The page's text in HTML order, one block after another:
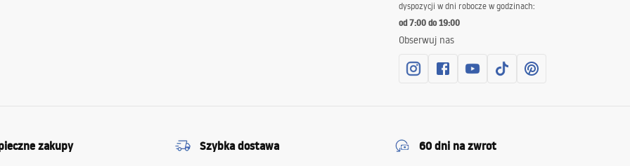
dyspozycji w dni robocze w godzinach:
od 7:00 do 19:00
Obserwuj nas
zakupy Szybka dostawa 60 dni na zwrot